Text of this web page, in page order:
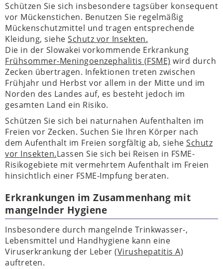
Schützen Sie sich insbesondere tagsüber konsequent
vor Mückenstichen. Benutzen Sie regelmäßig
Mückenschutzmittel und tragen entsprechende
Kleidung, siehe Schutz vor Insekten.
Die in der Slowakei vorkommende Erkrankung
Frühsommer-Meningoenzephalitis (FSME) wird durch
Zecken übertragen. Infektionen treten zwischen
Frühjahr und Herbst vor allem in der Mitte und im
Norden des Landes auf, es besteht jedoch im
gesamten Land ein Risiko.
Schützen Sie sich bei naturnahen Aufenthalten im
Freien vor Zecken. Suchen Sie Ihren Körper nach
dem Aufenthalt im Freien sorgfältig ab, siehe Schutz
vor Insekten.Lassen Sie sich bei Reisen in FSME-
Risikogebiete mit vermehrtem Aufenthalt im Freien
hinsichtlich einer FSME-Impfung beraten.
Erkrankungen im Zusammenhang mit
mangelnder Hygiene
Insbesondere durch mangelnde Trinkwasser-,
Lebensmittel und Handhygiene kann eine
Viruserkrankung der Leber (Virushepatitis A)
auftreten.